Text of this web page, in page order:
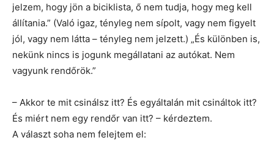
jelzem, hogy jön a biciklista, ő nem tudja, hogy meg kell
állítania.” (Való igaz, tényleg nem sípolt, vagy nem figyelt
jól, vagy nem látta – tényleg nem jelzett.) „És különben is,
nekünk nincs is jogunk megállatani az autókat. Nem
vagyunk rendőrök.”
– Akkor te mit csinálsz itt? És egyáltalán mit csináltok itt?
És miért nem egy rendőr van itt? – kérdeztem.
A választ soha nem felejtem el: